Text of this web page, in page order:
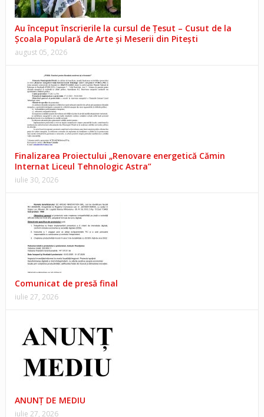
Au început înscrierile la cursul de Țesut – Cusut de la
Școala Populară de Arte și Meserii din Pitești
august 05, 2026
Finalizarea Proiectului „Renovare energetică Cămin
Internat Liceul Tehnologic Astra”
iulie 30, 2026
Comunicat de presă final
iulie 27, 2026
ANUNŢ DE MEDIU
iulie 27, 2026